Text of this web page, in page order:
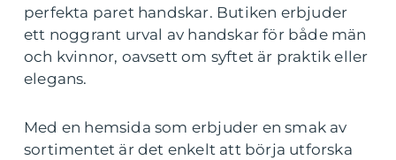
perfekta paret handskar. Butiken erbjuder
ett noggrant urval av handskar för både män
och kvinnor, oavsett om syftet är praktik eller
elegans.
Med en hemsida som erbjuder en smak av
sortimentet är det enkelt att börja utforska